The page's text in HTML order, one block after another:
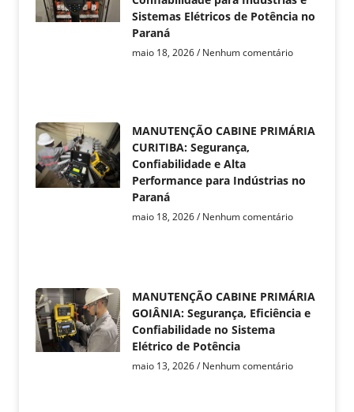
Sistemas Elétricos de Potência no
Paraná
maio 18, 2026 Nenhum comentário
MANUTENÇÃO CABINE PRIMÁRIA
CURITIBA: Segurança,
Confiabilidade e Alta
Performance para Indústrias no
Paraná
maio 18, 2026 Nenhum comentário
MANUTENÇÃO CABINE PRIMÁRIA
GOIÂNIA: Segurança, Eficiência e
Confiabilidade no Sistema
Elétrico de Potência
maio 13, 2026 Nenhum comentário